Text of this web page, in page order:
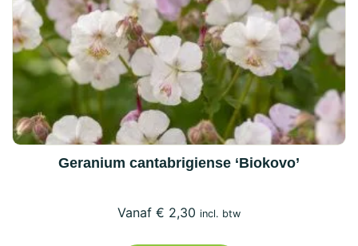
Geranium cantabrigiense ‘Biokovo’
€ 2,30 incl. btw